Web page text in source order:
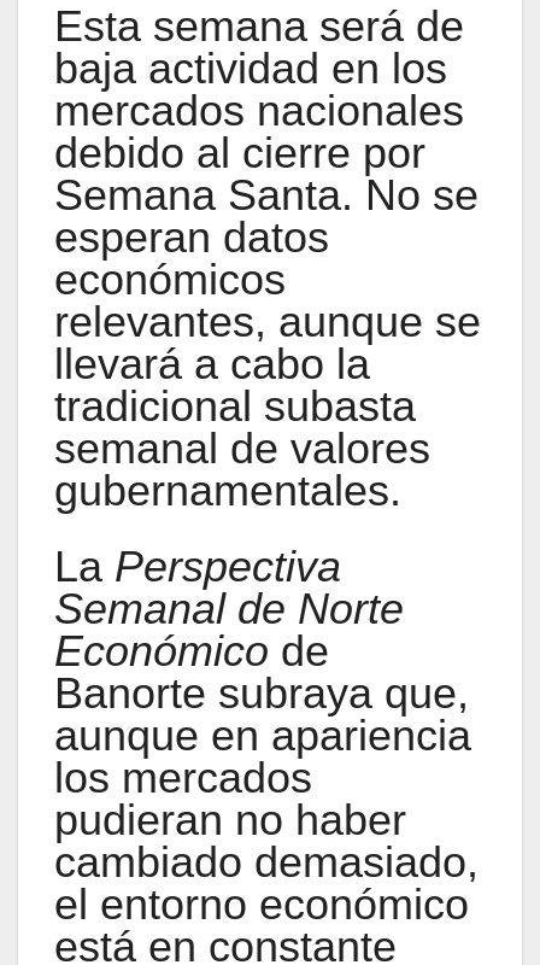
Esta semana será de
baja actividad en los
mercados nacionales
debido al cierre por
Semana Santa. No se
esperan datos
económicos
relevantes, aunque se
llevará a cabo la
tradicional subasta
semanal de valores
gubernamentales.
La Perspectiva
Semanal de Norte
Económico de
Banorte subraya que,
aunque en apariencia
los mercados
pudieran no haber
cambiado demasiado,
el entorno económico
está en constante